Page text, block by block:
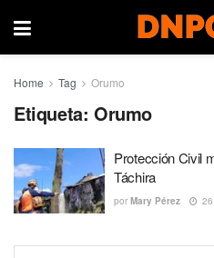
Home Tag Orumo
Etiqueta: Orumo
Protección Civil
Táchira
por Mary Pérez